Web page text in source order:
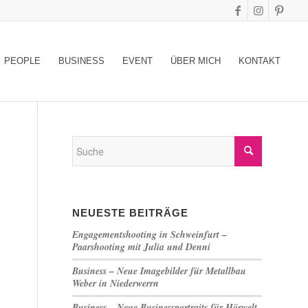
PEOPLE BUSINESS EVENT ÜBER MICH KONTAKT
NEUESTE BEITRÄGE
Engagementshooting in Schweinfurt –
Paarshooting mit Julia und Denni
Business – Neue Imagebilder für Metallbau
Weber in Niederwerrn